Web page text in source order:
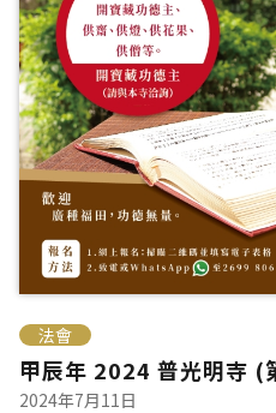
法會
甲辰年 2024 普光明寺 (
2024年7月11日